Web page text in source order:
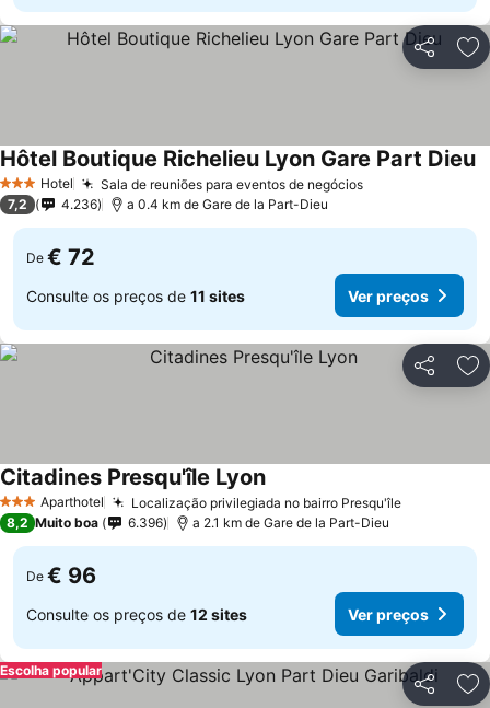
Partilhar
3 EstrelasHotel Sala de reuniões para eventos de negócios
Hôtel Boutique Richelieu Lyon Gare Part Dieu
7,2 4.236 a 0.4 km de Gare de la Part-Dieu
De € 72
Consulte os preços de 11 sites Ver preços
Partilhar
3 EstrelasAparthotel Localização privilegiada no bairro Presqu'île
Citadines Presqu'île Lyon
8,2 Muito boa 6.396 a 2.1 km de Gare de la Part-Dieu
De € 96
Consulte os preços de 12 sites Ver preços
Partilhar
Escolha popular